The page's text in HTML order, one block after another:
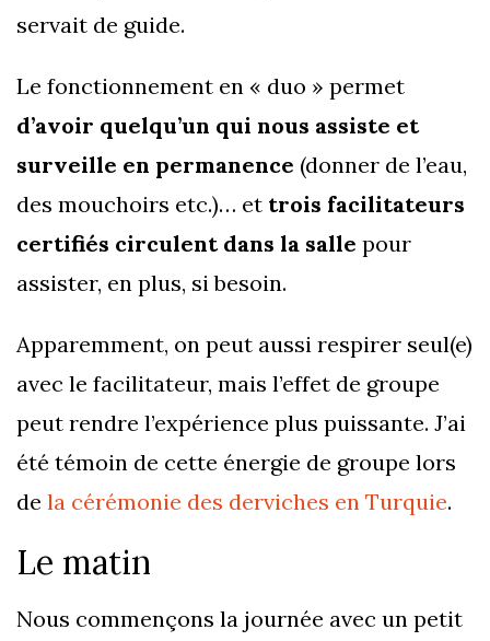
servait de guide.
Le fonctionnement en « duo » permet
d’avoir quelqu’un qui nous assiste et
surveille en permanence (donner de l’eau,
des mouchoirs etc.)… et trois facilitateurs
certifiés circulent dans la salle pour
assister, en plus, si besoin.
Apparemment, on peut aussi respirer seul(e)
avec le facilitateur, mais l’effet de groupe
peut rendre l’expérience plus puissante. J’ai
été témoin de cette énergie de groupe lors
de la cérémonie des derviches en Turquie.
Le matin
Nous commençons la journée avec un petit